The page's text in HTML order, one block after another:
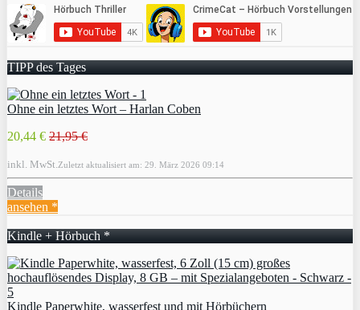
TIPP des Tages
Ohne ein letztes Wort – Harlan Coben
20,44 € 21,95 €
inkl. MwSt. Zuletzt aktualisiert am: 29. März 2026 09:14
Details
ansehen *
Kindle + Hörbuch *
Kindle Paperwhite, wasserfest und mit Hörbüchern